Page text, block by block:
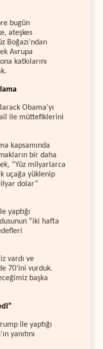
bugün
ateşkes
Boğazı’ndan
Avrupa
katkılarını
Obama’yı
ile müttefiklerini
kapsamında
bir daha
“Yüz milyarlarca
uçağa yüklenip
dolar”
yaptığı
“iki hafta
vardı ve
70’ini vurduk.
başka
ile yaptığı
yanıtını